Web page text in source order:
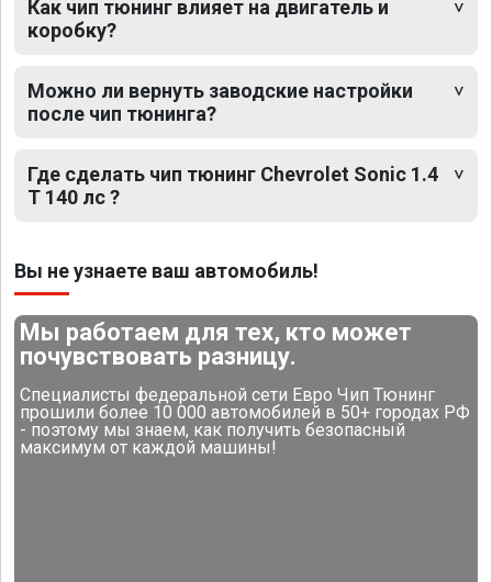
Как чип тюнинг влияет на двигатель и
коробку?
Можно ли вернуть заводские настройки
после чип тюнинга?
Где сделать чип тюнинг Chevrolet Sonic 1.4
T 140 лс ?
Вы не узнаете ваш автомобиль!
Мы работаем для тех, кто может
почувствовать разницу.
Специалисты федеральной сети Евро Чип Тюнинг
прошили более 10 000 автомобилей в 50+ городах РФ
- поэтому мы знаем, как получить безопасный
максимум от каждой машины!